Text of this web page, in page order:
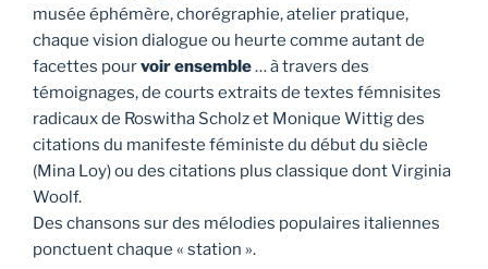
musée éphémère, chorégraphie, atelier pratique,
chaque vision dialogue ou heurte comme autant de
facettes pourvoir ensemble… à travers des
témoignages, de courts extraits de textes fémnisites
radicaux de Roswitha Scholz et Monique Wittig des
citations du manifeste féministe du début du siècle
(Mina Loy) ou des citations plus classique dont Virginia
Woolf.
Des chansons sur des mélodies populaires italiennes
ponctuent chaque « station ».